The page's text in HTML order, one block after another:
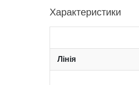
Характеристики
Лінія